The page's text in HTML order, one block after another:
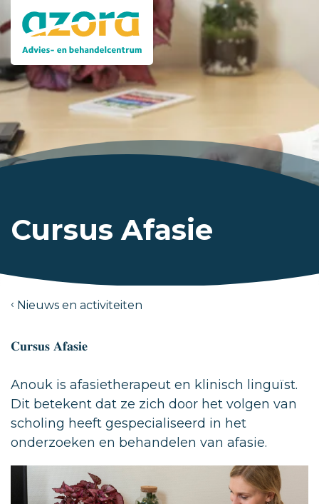
Cursus Afasie
Nieuws en activiteiten
𝐂𝐮𝐫𝐬𝐮𝐬 𝐀𝐟𝐚𝐬𝐢𝐞
Anouk is afasietherapeut en klinisch linguïst.
Dit betekent dat ze zich door het volgen van
scholing heeft gespecialiseerd in het
onderzoeken en behandelen van afasie.